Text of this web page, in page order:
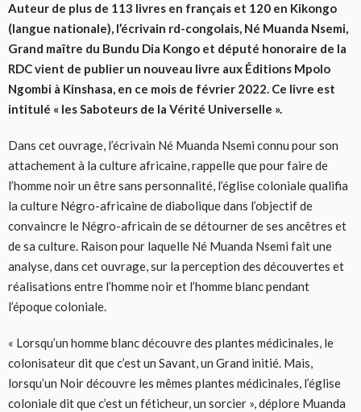
Auteur de plus de 113 livres en français et 120 en Kikongo
(langue nationale), l’écrivain rd-congolais, Né Muanda Nsemi,
Grand maître du Bundu Dia Kongo et député honoraire de la
RDC vient de publier un nouveau livre aux Éditions Mpolo
Ngombi à Kinshasa, en ce mois de février 2022. Ce livre est
intitulé « les Saboteurs de la Vérité Universelle ».
Dans cet ouvrage, l’écrivain Né Muanda Nsemi connu pour son
attachement à la culture africaine, rappelle que pour faire de
l’homme noir un être sans personnalité, l’église coloniale qualifia
la culture Négro-africaine de diabolique dans l’objectif de
convaincre le Négro-africain de se détourner de ses ancêtres et
de sa culture. Raison pour laquelle Né Muanda Nsemi fait une
analyse, dans cet ouvrage, sur la perception des découvertes et
réalisations entre l’homme noir et l’homme blanc pendant
l’époque coloniale.
« Lorsqu’un homme blanc découvre des plantes médicinales, le
colonisateur dit que c’est un Savant, un Grand initié. Mais,
lorsqu’un Noir découvre les mêmes plantes médicinales, l’église
coloniale dit que c’est un féticheur, un sorcier », déplore Muanda